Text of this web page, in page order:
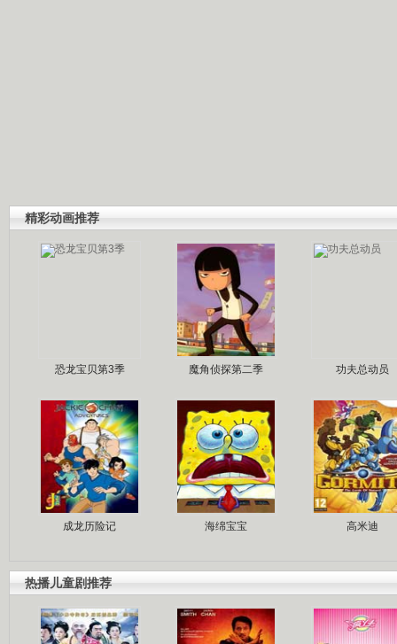
精彩动画推荐
恐龙宝贝第3季 魔角侦探第二季 功夫总动员
成龙历险记 海绵宝宝 高米迪
热播儿童剧推荐